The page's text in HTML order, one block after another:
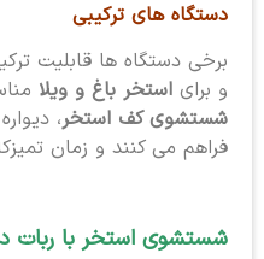
دستگاه های ترکیبی
برخی دستگاه ها قابلیت
و برای استخر باغ و ویلا
شستشوی کف استخر،
فراهم می کنند و زمان
شستشوی استخر با ربات